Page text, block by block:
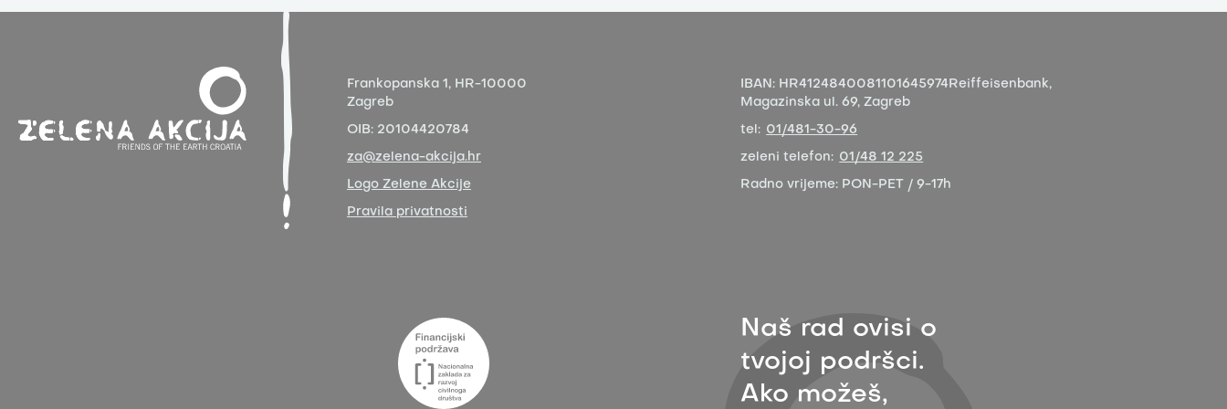
Frankopanska 1, HR-10000
Zagreb
OIB: 20104420784
za@zelena-akcija.hr
Logo Zelene Akcije
Pravila privatnosti
IBAN: HR4124840081101645974 Reiffeisenbank,
Magazinska ul. 69, Zagreb
tel: 01/481-30-96
zeleni telefon: 01/48 12 225
Radno vrijeme: PON-PET / 9-17h
Naš rad ovisi o
tvojoj podršci.
Ako možeš,